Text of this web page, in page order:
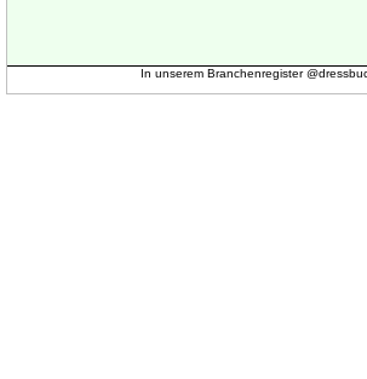
In unserem Branchenregister